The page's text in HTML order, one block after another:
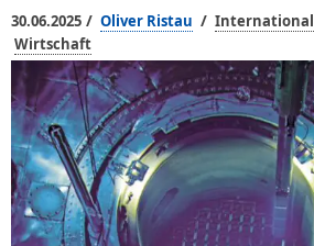
30.06.2025 / Oliver Ristau / International
Wirtschaft